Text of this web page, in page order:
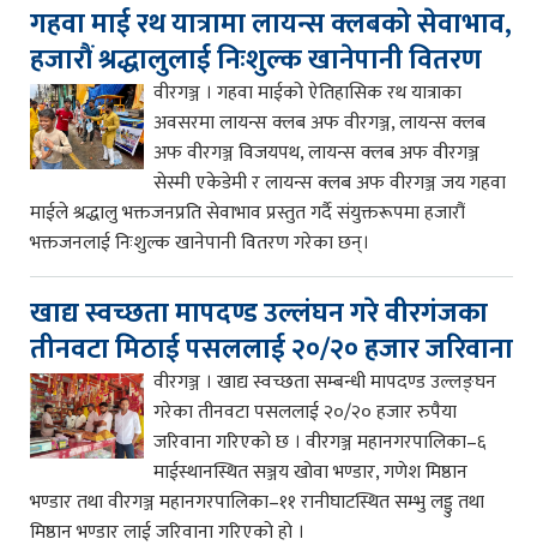
गहवा माई रथ यात्रामा लायन्स क्लबको सेवाभाव,
हजारौं श्रद्धालुलाई निःशुल्क खानेपानी वितरण
वीरगञ्ज । गहवा माईको ऐतिहासिक रथ यात्राका
अवसरमा लायन्स क्लब अफ वीरगञ्ज, लायन्स क्लब
अफ वीरगञ्ज विजयपथ, लायन्स क्लब अफ वीरगञ्ज
सेस्मी एकेडेमी र लायन्स क्लब अफ वीरगञ्ज जय गहवा
माईले श्रद्धालु भक्तजनप्रति सेवाभाव प्रस्तुत गर्दै संयुक्तरूपमा हजारौं
भक्तजनलाई निःशुल्क खानेपानी वितरण गरेका छन्।
खाद्य स्वच्छता मापदण्ड उल्लंघन गरे वीरगंजका
तीनवटा मिठाई पसललाई २०/२० हजार जरिवाना
वीरगञ्ज । खाद्य स्वच्छता सम्बन्धी मापदण्ड उल्लङ्घन
गरेका तीनवटा पसललाई २०/२० हजार रुपैया
जरिवाना गरिएको छ । वीरगञ्ज महानगरपालिका–६
माईस्थानस्थित सञ्जय खोवा भण्डार, गणेश मिष्ठान
भण्डार तथा वीरगञ्ज महानगरपालिका–११ रानीघाटस्थित सम्भु लड्डु तथा
मिष्ठान भण्डार लाई जरिवाना गरिएको हो ।